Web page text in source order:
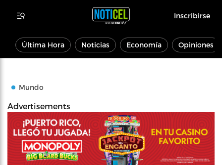
Inscribirse
Última Hora Noticias Economía Opiniones
Mundo
Advertisements